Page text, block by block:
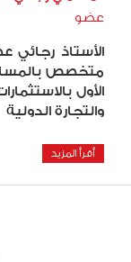
عضو
الأستاذ رجائي
متخصص
الأول
والتجارة الدولية
أقرأ المزيد